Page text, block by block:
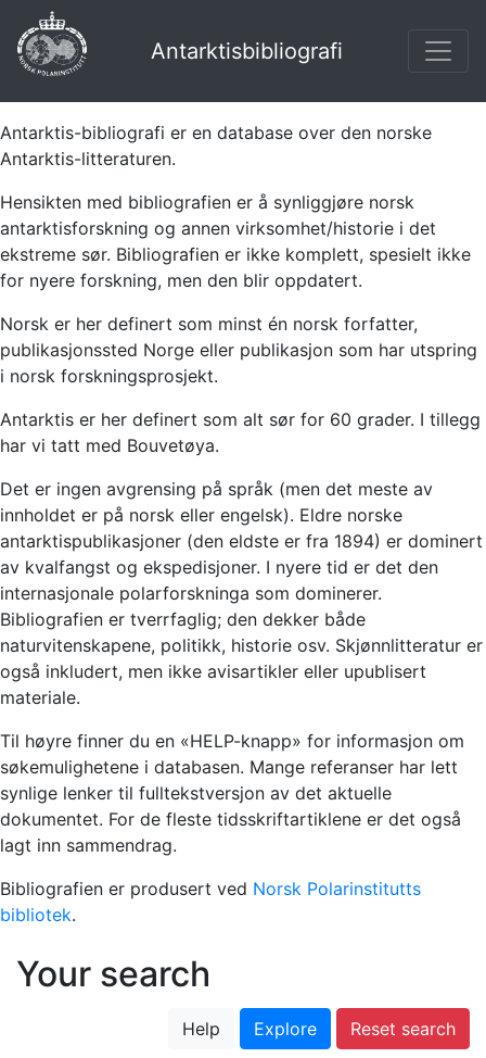
Antarktisbibliografi
Antarktis-bibliografi er en database over den norske
Antarktis-litteraturen.
Hensikten med bibliografien er å synliggjøre norsk
antarktisforskning og annen virksomhet/historie i det
ekstreme sør. Bibliografien er ikke komplett, spesielt ikke
for nyere forskning, men den blir oppdatert.
Norsk er her definert som minst én norsk forfatter,
publikasjonssted Norge eller publikasjon som har utspring
i norsk forskningsprosjekt.
Antarktis er her definert som alt sør for 60 grader. I tillegg
har vi tatt med Bouvetøya.
Det er ingen avgrensing på språk (men det meste av
innholdet er på norsk eller engelsk). Eldre norske
antarktispublikasjoner (den eldste er fra 1894) er dominert
av kvalfangst og ekspedisjoner. I nyere tid er det den
internasjonale polarforskninga som dominerer.
Bibliografien er tverrfaglig; den dekker både
naturvitenskapene, politikk, historie osv. Skjønnlitteratur er
også inkludert, men ikke avisartikler eller upublisert
materiale.
Til høyre finner du en «HELP-knapp» for informasjon om
søkemulighetene i databasen. Mange referanser har lett
synlige lenker til fulltekstversjon av det aktuelle
dokumentet. For de fleste tidsskriftartiklene er det også
lagt inn sammendrag.
Bibliografien er produsert ved Norsk Polarinstitutts
bibliotek.
Your search
Help Explore Reset search